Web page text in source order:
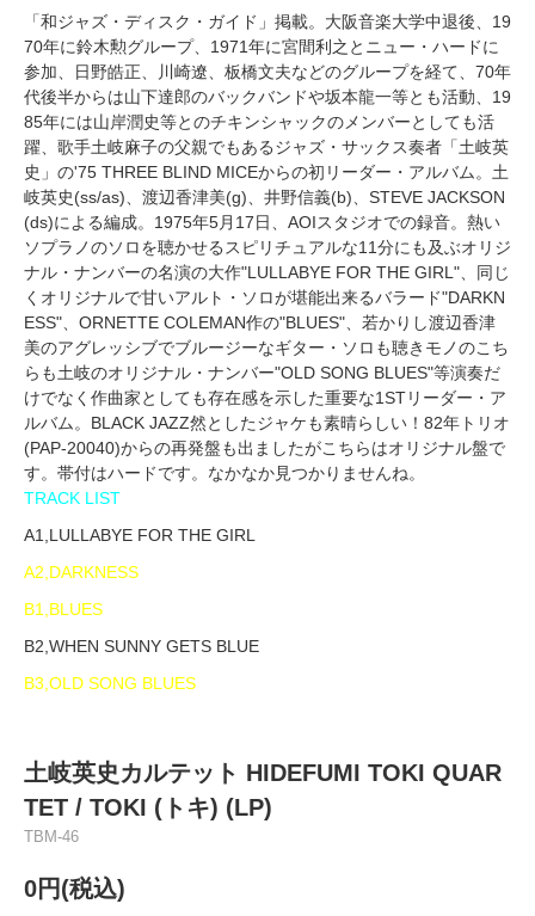
「和ジャズ・ディスク・ガイド」掲載。大阪音楽大学中退後、19
70年に鈴木勲グループ、1971年に宮間利之とニュー・ハードに
参加、日野皓正、川崎遼、板橋文夫などのグループを経て、70年
代後半からは山下達郎のバックバンドや坂本龍一等とも活動、19
85年には山岸潤史等とのチキンシャックのメンバーとしても活
躍、歌手土岐麻子の父親でもあるジャズ・サックス奏者「土岐英
史」の'75 THREE BLIND MICEからの初リーダー・アルバム。土
岐英史(ss/as)、渡辺香津美(g)、井野信義(b)、STEVE JACKSON
(ds)による編成。1975年5月17日、AOIスタジオでの録音。熱い
ソプラノのソロを聴かせるスピリチュアルな11分にも及ぶオリジ
ナル・ナンバーの名演の大作"LULLABYE FOR THE GIRL"、同じ
くオリジナルで甘いアルト・ソロが堪能出来るバラード"DARKN
ESS"、ORNETTE COLEMAN作の"BLUES"、若かりし渡辺香津
美のアグレッシブでブルージーなギター・ソロも聴きモノのこち
らも土岐のオリジナル・ナンバー"OLD SONG BLUES"等演奏だ
けでなく作曲家としても存在感を示した重要な1STリーダー・ア
ルバム。BLACK JAZZ然としたジャケも素晴らしい！82年トリオ
(PAP-20040)からの再発盤も出ましたがこちらはオリジナル盤で
す。帯付はハードです。なかなか見つかりませんね。
TRACK LIST
A1,LULLABYE FOR THE GIRL
A2,DARKNESS
B1,BLUES
B2,WHEN SUNNY GETS BLUE
B3,OLD SONG BLUES
土岐英史カルテット HIDEFUMI TOKI QUAR
TET ‎/ TOKI (トキ) (LP)
TBM-46
0円(税込)